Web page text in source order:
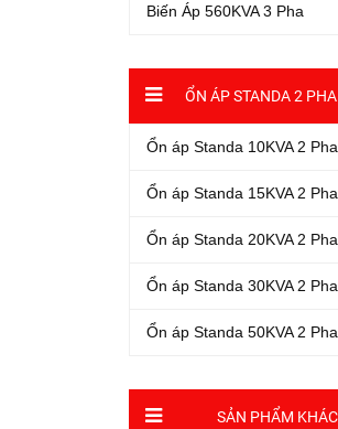
Biến Áp 560KVA 3 Pha
ỔN ÁP STANDA 2
Ổn áp Standa 10KVA 2
Ổn áp Standa 15KVA 2
Ổn áp Standa 20KVA 2
Ổn áp Standa 30KVA 2
Ổn áp Standa 50KVA 2
SẢN PHẨM KHÁC